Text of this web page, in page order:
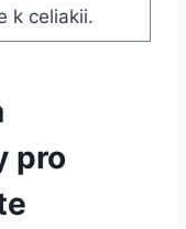
k celiakii.
pro